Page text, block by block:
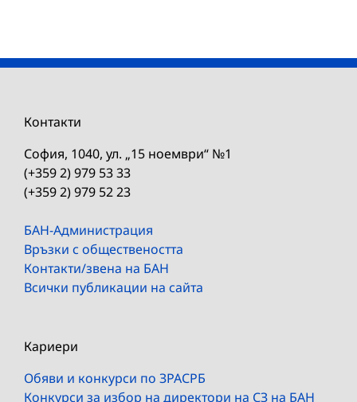
Контакти
София, 1040, ул. „15 ноември“ №1
(+359 2) 979 53 33
(+359 2) 979 52 23
БАН-Администрация
Връзки с обществеността
Контакти/звена на БАН
Всички публикации на сайта
Кариери
Обяви и конкурси по ЗРАСРБ
Конкурси за избор на директори на СЗ на БАН